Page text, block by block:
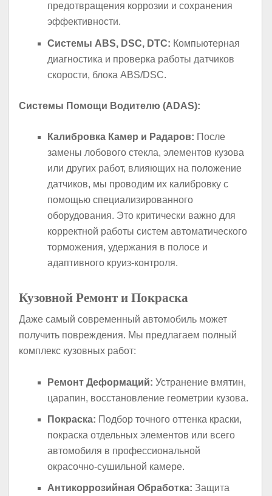
предотвращения коррозии и сохранения
эффективности.
Системы ABS, DSC, DTC: Компьютерная
диагностика и проверка работы датчиков
скорости, блока ABS/DSC.
Системы Помощи Водителю (ADAS):
Калибровка Камер и Радаров: После
замены лобового стекла, элементов кузова
или других работ, влияющих на положение
датчиков, мы проводим их калибровку с
помощью специализированного
оборудования. Это критически важно для
корректной работы систем автоматического
торможения, удержания в полосе и
адаптивного круиз-контроля.
Кузовной Ремонт и Покраска
Даже самый современный автомобиль может
получить повреждения. Мы предлагаем полный
комплекс кузовных работ:
Ремонт Деформаций: Устранение вмятин,
царапин, восстановление геометрии кузова.
Покраска: Подбор точного оттенка краски,
покраска отдельных элементов или всего
автомобиля в профессиональной
окрасочно-сушильной камере.
Антикоррозийная Обработка: Защита